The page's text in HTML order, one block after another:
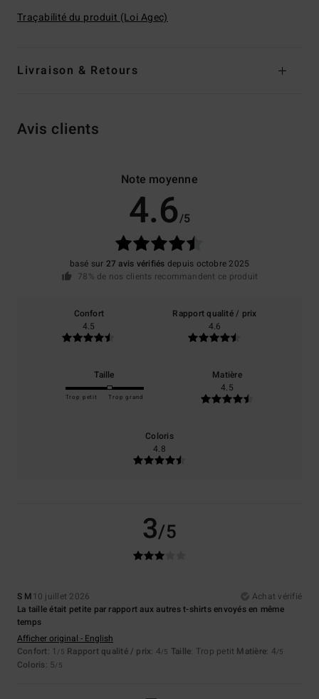
Traçabilité du produit (Loi Agec)
Livraison & Retours
Avis clients
Note moyenne
4.6/5
basé sur 27 avis vérifiés depuis octobre 2025
78% de nos clients recommandent ce produit
Confort
4.5
Rapport qualité / prix
4.6
Taille
Trop petit Trop grand
Matière
4.5
Coloris
4.8
3/5
S M 10 juillet 2026
Achat vérifié
La taille était petite par rapport aux autres t-shirts envoyés en même
temps
Afficher original - English
Confort: 1 /5 Rapport qualité / prix: 4/5 Taille: Trop petit Matière: 4/5
Coloris: 5/5